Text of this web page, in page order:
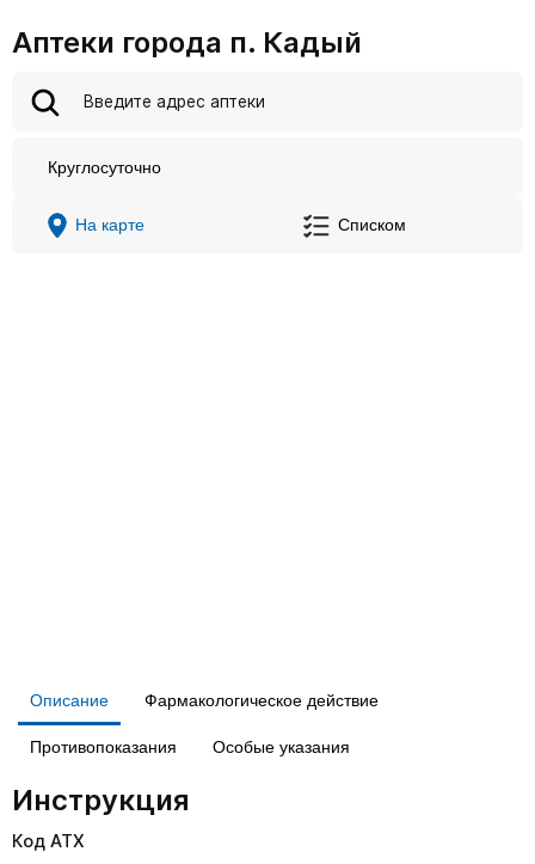
Аптеки города п. Кадый
Круглосуточно
На карте Списком
Описание Фармакологическое действие
Противопоказания Особые указания
Инструкция
Код АТХ